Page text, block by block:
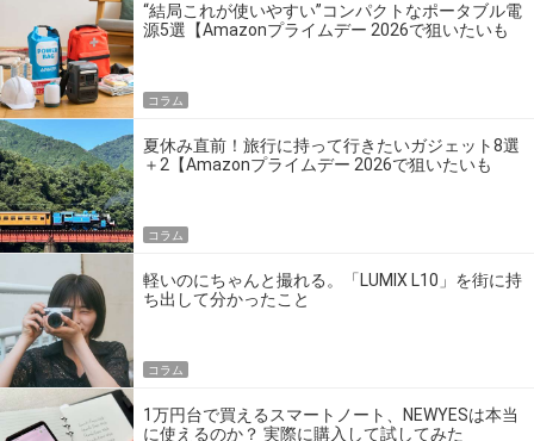
“結局これが使いやすい”コンパクトなポータブル電
源5選【Amazonプライムデー 2026で狙いたいも
コラム
夏休み直前！旅行に持って行きたいガジェット8選
＋2【Amazonプライムデー 2026で狙いたいも
コラム
軽いのにちゃんと撮れる。「LUMIX L10」を街に持
ち出して分かったこと
コラム
1万円台で買えるスマートノート、NEWYESは本当
に使えるのか？ 実際に購入して試してみた